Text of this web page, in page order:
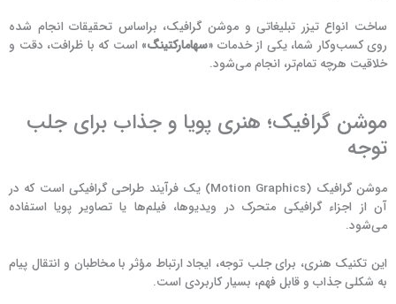
ساخت انواع تیزر تبلیغاتی و موشن گرافیک، براساس تحقیقات انجام شده
روی کسب‌و‌کار شما، یکی از خدمات «سهامارکتینگ» است که با ظرافت، دقت و
خلاقیت هرچه تمام‌تر، انجام می‌شود.
موشن گرافیک؛ هنری پویا و جذاب برای جلب
توجه
موشن گرافیک (Motion Graphics) یک فرآیند طراحی گرافیکی است که در
آن از اجزاء گرافیکی متحرک در ویدیوها، فیلم‌ها یا تصاویر پویا استفاده
می‌شود.
این تکنیک هنری، برای جلب توجه، ایجاد ارتباط مؤثر با مخاطبان و انتقال پیام‌
به شکلی جذاب و قابل فهم، بسیار کاربردی است.